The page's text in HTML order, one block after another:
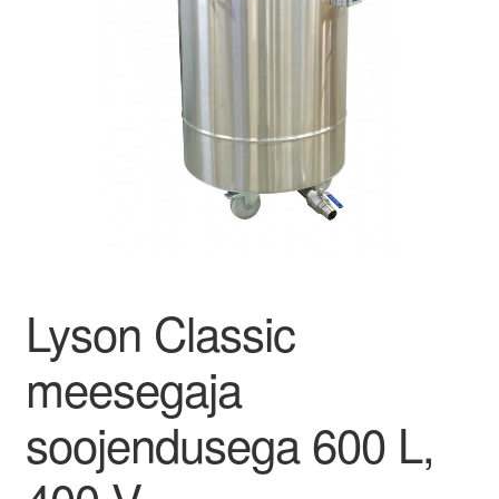
Minu konto
Ostukorv
Maksa hiljem
Lyson Classic
meesegaja
soojendusega 600 L,